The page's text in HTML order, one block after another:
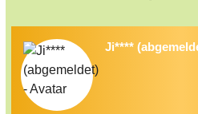
Ji****